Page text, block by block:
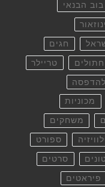
בוב הבנאי
חגים
חתולים טריילר
להדפסה
מכוניות
משחקים
ספורט
סרטים
פיראטים